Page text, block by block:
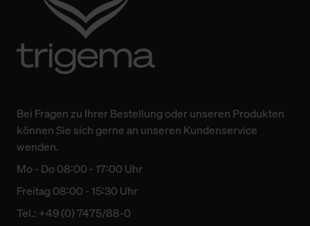
Bei Fragen zu Ihrer Bestellung oder unseren Produkten
können Sie sich gerne an unseren Kundenservice
wenden.
Mo - Do 08:00 - 17:00 Uhr
Freitag 08:00 - 15:30 Uhr
Tel.: +49 (0) 7475/88-0